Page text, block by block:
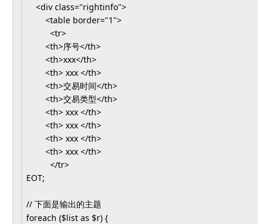
<div class="rightinfo">
<table border="1">
<tr>
<th>序号</th>
<th>xxx</th>
<th> xxx </th>
<th>交易时间</th>
<th>交易类型</th>
<th> xxx </th>
<th> xxx </th>
<th> xxx </th>
<th> xxx </th>
</tr>
EOT;
// 下面是输出的主题
foreach ($list as $r) {